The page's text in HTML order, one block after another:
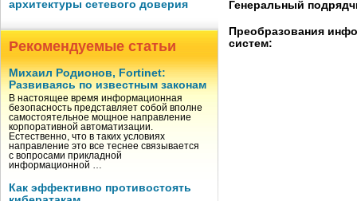
архитектуры сетевого доверия
Рекомендуемые статьи
Михаил Родионов, Fortinet:
Развиваясь по известным законам
В настоящее время информационная
безопасность представляет собой вполне
самостоятельное мощное направление
корпоративной автоматизации.
Естественно, что в таких условиях
направление это все теснее связывается
с вопросами прикладной
информационной …
Как эффективно противостоять
Генеральный
Преобразования
систем: